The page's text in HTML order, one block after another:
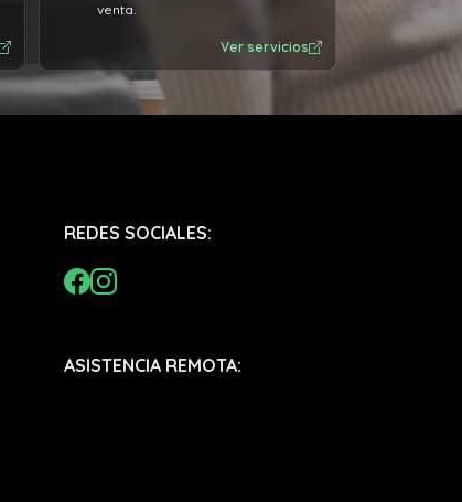
venta.
Ver servicios
REDES SOCIALES:
ASISTENCIA REMOTA: